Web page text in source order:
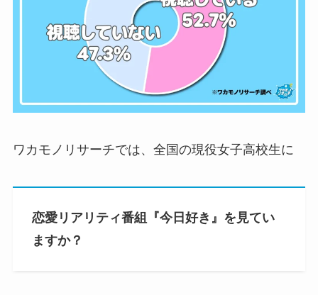
ワカモノリサーチでは、全国の現役女子高校生に
恋愛リアリティ番組『今日好き』を見てい
ますか？